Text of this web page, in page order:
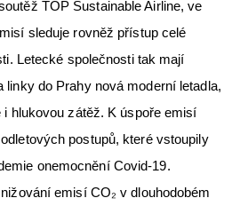
TOP Sustainable Airline, ve
sleduje rovněž přístup celé
Letecké společnosti tak mají
linky do Prahy nová moderní letadla,
hlukovou zátěž. K úspoře emisí
postupů, které vstoupily
onemocnění Covid-19.
emisí CO₂ v dlouhodobém